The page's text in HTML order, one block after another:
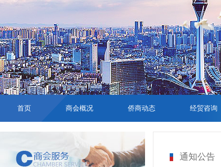
首页 商会概况 侨商动态 经贸咨询
通知公告